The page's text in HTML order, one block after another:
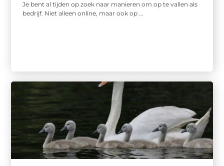
Je bent al tijden op zoek naar manieren om op te vallen als
bedrijf. Niet alleen online, maar ook op ...